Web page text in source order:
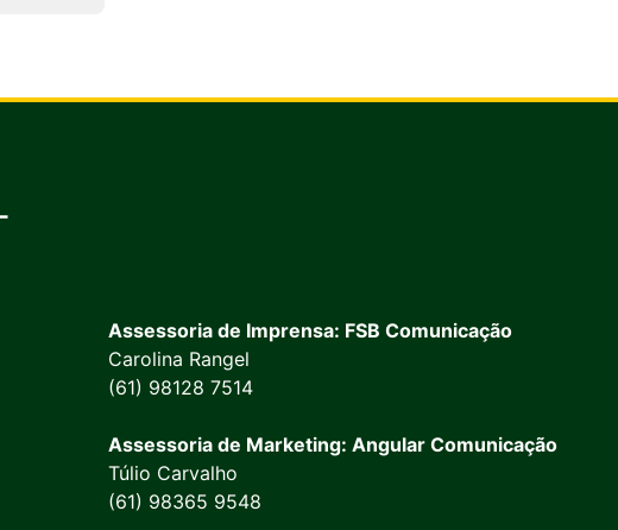
Assessoria de Imprensa: FSB Comunicação
Carolina Rangel
(61) 98128 7514
Assessoria de Marketing: Angular Comunicação
Túlio Carvalho
(61) 98365 9548